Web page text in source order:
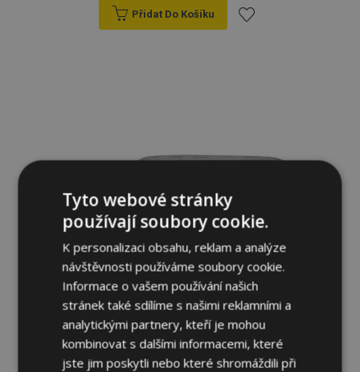
Přidat Do Košíku
Plachta na automobil MOBILE GARAGE
L500 van Fiat Scudo II od 2007 D. 470-490
cm
3 289,00 Kč
Tyto webové stránky
používají soubory cookie.
K personalizaci obsahu, reklam a analýze
návštěvnosti používáme soubory cookie.
Informace o vašem používání našich
stránek také sdílíme s našimi reklamními a
analytickými partnery, kteří je mohou
kombinovat s dalšími informacemi, které
jste jim poskytli nebo které shromáždili při